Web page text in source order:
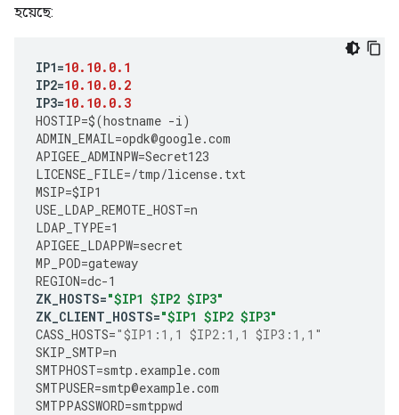
হয়েছে:
IP1=10.10.0.1
IP2=10.10.0.2
IP3=10.10.0.3
HOSTIP=$(hostname -i)
ADMIN_EMAIL=opdk@google.com
APIGEE_ADMINPW=Secret123
LICENSE_FILE=/tmp/license.txt
MSIP=$IP1
USE_LDAP_REMOTE_HOST=n
LDAP_TYPE=1
APIGEE_LDAPPW=secret
MP_POD=gateway
REGION=dc-1
ZK_HOSTS="$IP1 $IP2 $IP3"
ZK_CLIENT_HOSTS="$IP1 $IP2 $IP3"
CASS_HOSTS="$IP1:1,1 $IP2:1,1 $IP3:1,1"
SKIP_SMTP=n
SMTPHOST=smtp . example.com
SMTPUSER=smtp@example.com
SMTPPASSWORD=smtppwd